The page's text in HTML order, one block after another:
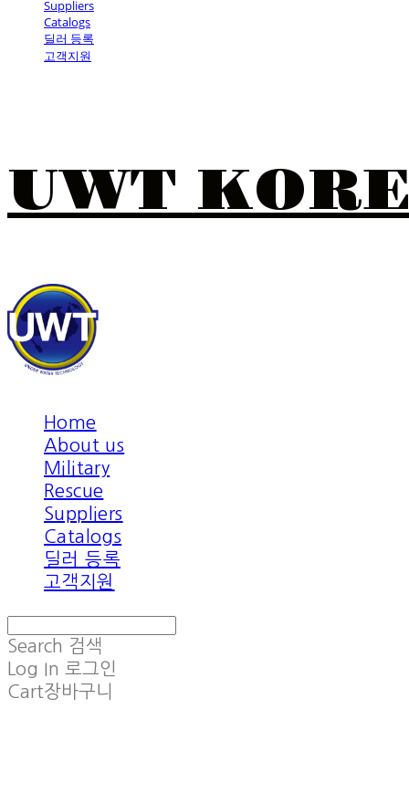
Suppliers
Catalogs
딜러 등록
고객지원
UWT
Home
About us
Military
Rescue
Suppliers
Catalogs
딜러 등록
고객지원
Search 검색
Log In 로그인
Cart장바구니